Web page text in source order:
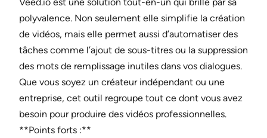
polyvalence. Non seulement elle simplifie la création
de vidéos, mais elle permet aussi d’automatiser des
tâches comme l’ajout de sous-titres ou la suppression
des mots de remplissage inutiles dans vos dialogues.
Que vous soyez un créateur indépendant ou une
entreprise, cet outil regroupe tout ce dont vous avez
besoin pour produire des vidéos professionnelles.
**Points forts :**